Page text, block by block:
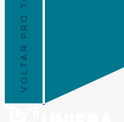
VOLTAR PRO TOPO